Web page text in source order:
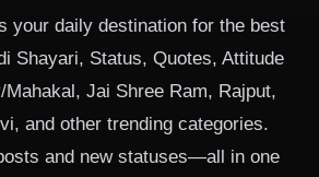
your daily destination for the best
Shayari, Status, Quotes, Attitude
Mahakal, Jai Shree Ram, Rajput,
and other trending categories.
and new statuses—all in one